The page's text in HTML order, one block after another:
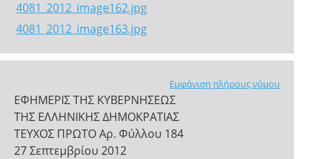
4081_2012_image162.jpg
4081_2012_image163.jpg
Εμφάνιση πλήρους νόμου
ΕΦΗΜΕΡΙΣ ΤΗΣ ΚΥΒΕΡΝΗΣΕΩΣ
ΤΗΣ ΕΛΛΗΝΙΚΗΣ ΔΗΜΟΚΡΑΤΙΑΣ
ΤΕΥΧΟΣ ΠΡΩΤΟ Αρ. Φύλλου 184
27 Σεπτεμβρίου 2012